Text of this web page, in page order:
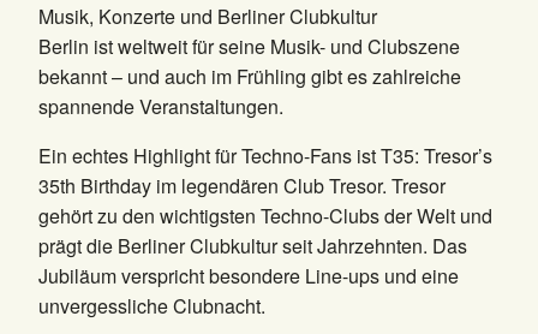
Musik, Konzerte und Berliner Clubkultur
Berlin ist weltweit für seine Musik- und Clubszene
bekannt – und auch im Frühling gibt es zahlreiche
spannende Veranstaltungen.
Ein echtes Highlight für Techno-Fans ist T35: Tresor’s
35th Birthday im legendären Club Tresor. Tresor
gehört zu den wichtigsten Techno-Clubs der Welt und
prägt die Berliner Clubkultur seit Jahrzehnten. Das
Jubiläum verspricht besondere Line-ups und eine
unvergessliche Clubnacht.